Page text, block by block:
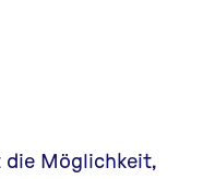
Möglichkeit,